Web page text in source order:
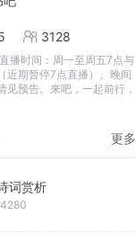
3128
播时间：周一至周五7点与
近期暂停7点直播）。晚间
见预告。来吧，一起前行，
更多
词赏析
4280